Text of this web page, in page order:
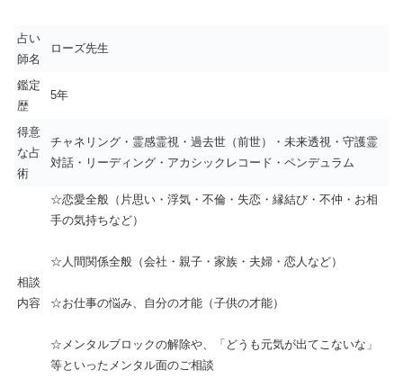
占い
師名
ローズ先生
鑑定
歴
5年
得意
な占
術
チャネリング・霊感霊視・過去世（前世）・未来透視・守護霊
対話・リーディング・アカシックレコード・ペンデュラム
相談
内容
☆恋愛全般（片思い・浮気・不倫・失恋・縁結び・不仲・お相
手の気持ちなど）
☆人間関係全般（会社・親子・家族・夫婦・恋人など）
☆お仕事の悩み、自分の才能（子供の才能）
☆メンタルブロックの解除や、「どうも元気が出てこないな」
等といったメンタル面のご相談